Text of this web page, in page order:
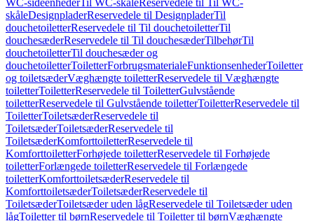
WC-sideenhederTil WC-skåleReservedele til Til WC-
skåleDesignpladerReservedele til DesignpladerTil
douchetoiletterReservedele til Til douchetoiletterTil
douchesæderReservedele til Til douchesæderTilbehørTil
douchetoiletterTil douchesæder og
douchetoiletterToiletterForbrugsmaterialeFunktionsenhederToiletter
og toiletsæderVæghængte toiletterReservedele til Væghængte
toiletterToiletterReservedele til ToiletterGulvstående
toiletterReservedele til Gulvstående toiletterToiletterReservedele til
ToiletterToiletsæderReservedele til
ToiletsæderToiletsæderReservedele til
ToiletsæderKomforttoiletterReservedele til
KomforttoiletterForhøjede toiletterReservedele til Forhøjede
toiletterForlængede toiletterReservedele til Forlængede
toiletterKomforttoiletsæderReservedele til
KomforttoiletsæderToiletsæderReservedele til
ToiletsæderToiletsæder uden lågReservedele til Toiletsæder uden
lågToiletter til børnReservedele til Toiletter til børnVæghængte